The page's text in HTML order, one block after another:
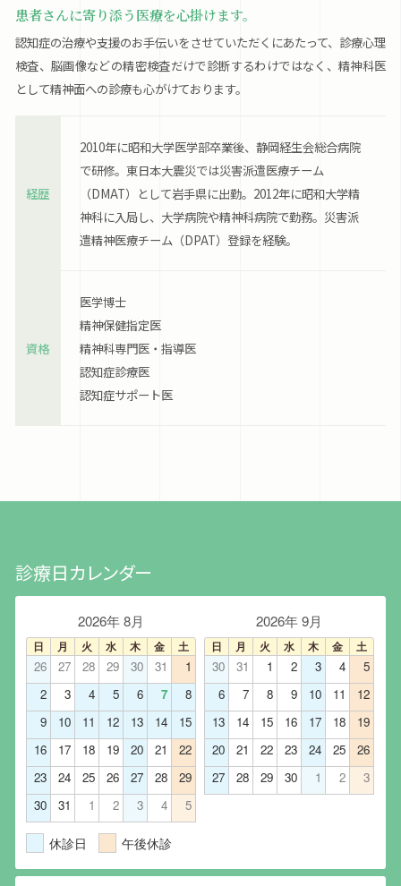
患者さんに寄り添う医療を心掛けます。
認知症の治療や支援のお手伝いをさせていただくにあたって、診療心理
検査、脳画像などの精密検査だけで診断するわけではなく、精神科医
として精神面への診療も心がけております。
経歴
2010年に昭和大学医学部卒業後、静岡経生会総合病院
で研修。東日本大震災では災害派遣医療チーム
（DMAT）として岩手県に出勤。2012年に昭和大学精
神科に入局し、大学病院や精神科病院で勤務。災害派
遣精神医療チーム（DPAT）登録を経験。
資格
医学博士
精神保健指定医
精神科専門医・指導医
認知症診療医
認知症サポート医
診療日カレンダー
2026年 8月
日 月 火 水 木 金 土
26 27 28 29 30 31
1
2
3 4 5 6 7
8
9
10 11 12 13 14
15
16
17 18 19 20 21
22
23
24 25 26 27 28
29
30
31 1 2 3 4 5
2026年 9月
日 月 火 水 木 金 土
30 31 1 2 3 4
5
6
7 8 9 10 11
12
13
14 15 16 17 18
19
20
21 22 23 24 25
26
27
28 29 30 1 2 3
休診日 午後休診